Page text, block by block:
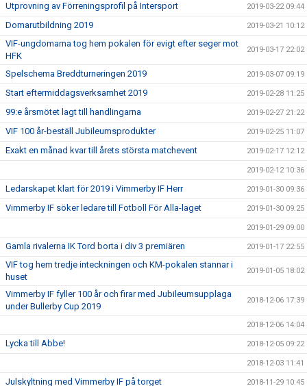
Utprovning av Förreningsprofil på Intersport 2019-03-22 09:44
Domarutbildning 2019 2019-03-21 10:12
VIF-ungdomarna tog hem pokalen för evigt efter seger mot
HFK
2019-03-17 22:02
Spelschema Breddturneringen 2019 2019-03-07 09:19
Start eftermiddagsverksamhet 2019 2019-02-28 11:25
99:e årsmötet lagt till handlingarna 2019-02-27 21:22
VIF 100 år-beställ Jubileumsprodukter 2019-02-25 11:07
Exakt en månad kvar till årets största matchevent 2019-02-17 12:12
2019-02-12 10:36
Ledarskapet klart för 2019 i Vimmerby IF Herr 2019-01-30 09:36
Vimmerby IF söker ledare till Fotboll För Alla-laget 2019-01-30 09:25
2019-01-29 09:00
Gamla rivalerna IK Tord borta i div 3 premiären 2019-01-17 22:55
VIF tog hem tredje inteckningen och KM-pokalen stannar i
huset
2019-01-05 18:02
Vimmerby IF fyller 100 år och firar med Jubileumsupplaga
under Bullerby Cup 2019
2018-12-06 17:39
2018-12-06 14:04
Lycka till Abbe! 2018-12-05 09:22
2018-12-03 11:41
Julskyltning med Vimmerby IF på torget 2018-11-29 10:45